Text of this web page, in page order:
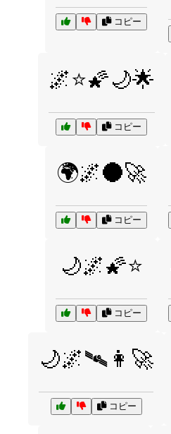
コピー
🌌⭐🌠🌙🌟
コピー
🌍🌌🌑🚀
コピー
🌙🌌🌠⭐
コピー
🌙🌌🛰️👩‍🚀
コピー